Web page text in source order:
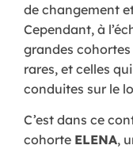
de changement
Cependant, à
grandes
rares, et celles
conduites sur le
C’est dans ce
cohorte ELENA,